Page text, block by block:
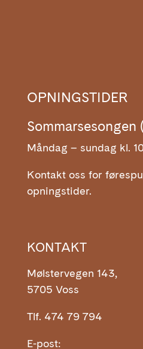
OPNINGSTIDER
Sommarsesongen
Måndag – sundag kl.
Kontakt oss for
opningstider.
KONTAKT
Mølstervegen 143,
5705 Voss
Tlf. 474 79 794
E-post: